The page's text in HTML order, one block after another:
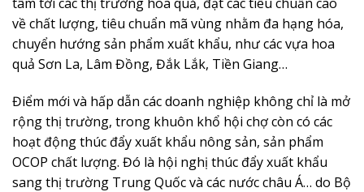
về chất lượng, tiêu chuẩn mã vùng nhằm đa hạng hóa,
chuyển hướng sản phẩm xuất khẩu, như các vựa hoa
quả Sơn La, Lâm Đồng, Đắk Lắk, Tiền Giang…
Điểm mới và hấp dẫn các doanh nghiệp không chỉ là mở
rộng thị trường, trong khuôn khổ hội chợ còn có các
hoạt động thúc đẩy xuất khẩu nông sản, sản phẩm
OCOP chất lượng. Đó là hội nghị thúc đẩy xuất khẩu
sang thị trường Trung Quốc và các nước châu Á… do Bộ